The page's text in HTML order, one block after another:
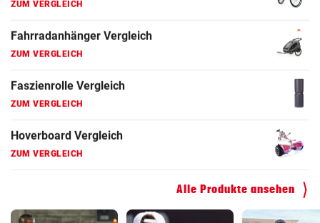
ZUM VERGLEICH
Faszienrolle Vergleich
ZUM VERGLEICH
Hoverboard Vergleich
ZUM VERGLEICH
Kinderfahrrad Vergleich
ZUM VERGLEICH
Alle Produkte ansehen